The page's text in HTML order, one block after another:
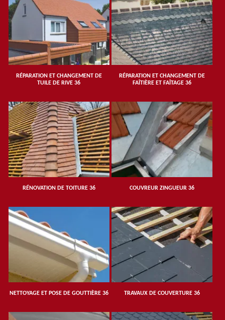
RÉPARATION ET CHANGEMENT DE
TUILE DE RIVE 36
RÉPARATION ET CHANGEMENT DE
FAÎTIÈRE ET FAÎTAGE 36
RÉNOVATION DE TOITURE 36 COUVREUR ZINGUEUR 36
NETTOYAGE ET POSE DE GOUTTIÈRE 36 TRAVAUX DE COUVERTURE 36